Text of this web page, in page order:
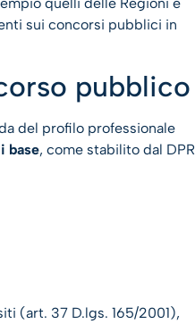
sui concorsi pubblici in
pubblico
del profilo professionale
base, come stabilito dal DPR
(art. 37 D.lgs. 165/2001),